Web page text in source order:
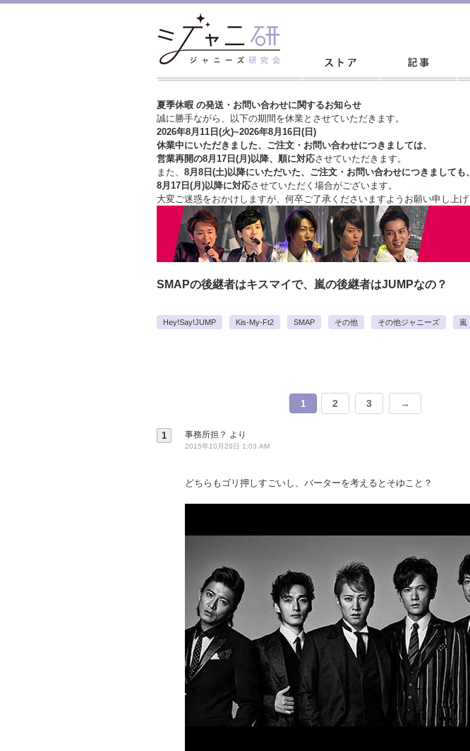
夏季休暇 の発送・お問い合わせに関するお知らせ
誠に勝手ながら、以下の期間を休業とさせていただきます。
2026年8月11日(火)~2026年8月16日(日)
休業中にいただきました、ご注文・お問い合わせにつきましては、
営業再開の8月17日(月)以降、順に対応させていただきます。
また、 8月8日(土)以降にいただいた、ご注文・ お問い合わせにつきましても、
8月17日(月)以降に対応させていただく場合がございます。
大変ご迷惑をおかけしますが、 何卒ご了承くださいますようお願い申し上げ
SMAPの後継者はキスマイで、嵐の後継者はJUMPなの？
Hey!Say!JUMP Kis-My-Ft2 SMAP その他 その他ジャニーズ 嵐
1 2 3 →
1 事務所担？ より
2015年10月20日 1:03 AM
どちらもゴリ押しすごいし、バーターを考えるとそゆこと？